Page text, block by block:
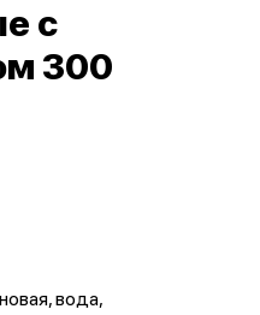
с
300
вода,